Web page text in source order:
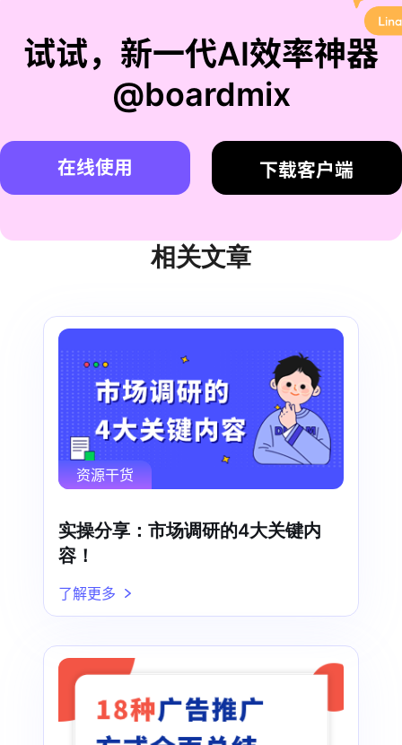
试试，新一代AI效率神器
@boardmix
在线使用 下载客户端
相关文章
资源干货
实操分享：市场调研的4大关键内
容！
了解更多